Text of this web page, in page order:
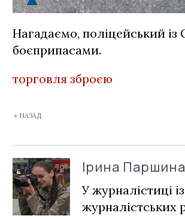
Нагадаємо, поліцейський
боєприпасами.
торговля зброєю
« НАЗАД
Ірина Паршина
У журналістиці
журналістських